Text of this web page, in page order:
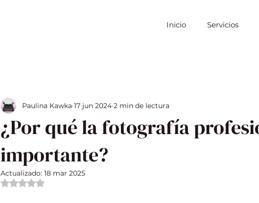
Inicio Servicios
¿Por qué la fotografía
importante?
Paulina Kawka 17 jun 2024 2 min de lectura
Actualizado: 18 mar 2025
Obtuvo NaN de 5 estrellas.